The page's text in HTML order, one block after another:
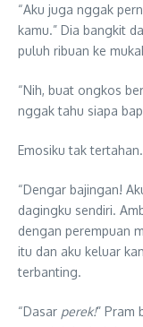
“Aku juga nggak
kamu.” Dia bangkit
puluh ribuan ke
“Nih, buat ongkos
nggak tahu siapa
Emosiku tak
“Dengar bajingan!
dagingku sendiri.
dengan perempuan
itu dan aku keluar
terbanting.
“Dasar perek!” Pram